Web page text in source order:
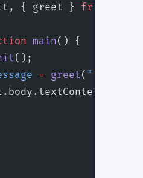
{ greet } from
main() {
();
= greet( "World"